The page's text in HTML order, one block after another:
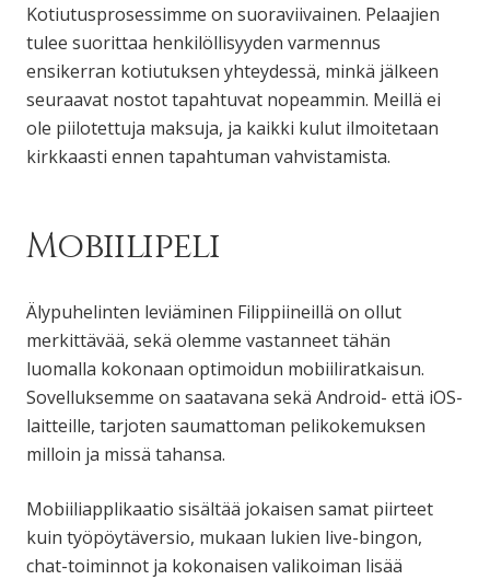
Kotiutusprosessimme on suoraviivainen. Pelaajien
tulee suorittaa henkilöllisyyden varmennus
ensikerran kotiutuksen yhteydessä, minkä jälkeen
seuraavat nostot tapahtuvat nopeammin. Meillä ei
ole piilotettuja maksuja, ja kaikki kulut ilmoitetaan
kirkkaasti ennen tapahtuman vahvistamista.
Mobiilipeli
Älypuhelinten leviäminen Filippiineillä on ollut
merkittävää, sekä olemme vastanneet tähän
luomalla kokonaan optimoidun mobiiliratkaisun.
Sovelluksemme on saatavana sekä Android- että iOS-
laitteille, tarjoten saumattoman pelikokemuksen
milloin ja missä tahansa.
Mobiiliapplikaatio sisältää jokaisen samat piirteet
kuin työpöytäversio, mukaan lukien live-bingon,
chat-toiminnot ja kokonaisen valikoiman lisää